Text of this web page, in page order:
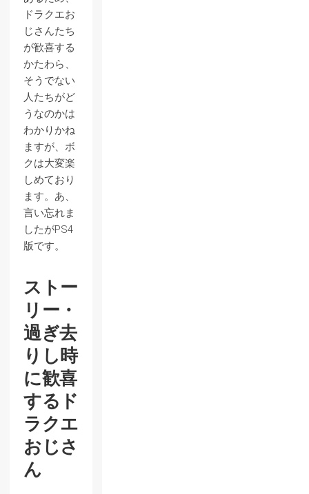
ドラクエお
じさんたち
が歓喜する
かたわら、
そうでない
人たちがど
うなのかは
わかりかね
ますが、ボ
クは大変楽
しめており
ます。あ、
言い忘れま
したがPS4
版です。
ストー
リー・
過ぎ去
りし時
に歓喜
するド
ラクエ
おじさ
ん